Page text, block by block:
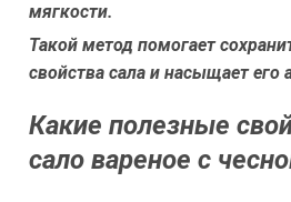
мягкости.
Такой метод помогает
свойства сала и насыщает его
Какие полезные
сало вареное с